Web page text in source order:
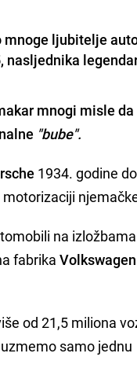
mnoge ljubitelje
nasljednika
mnogi misle da
"bube".
1934. godine
na
fabrikaVolkswagen
od 21,5 miliona
samo jednu